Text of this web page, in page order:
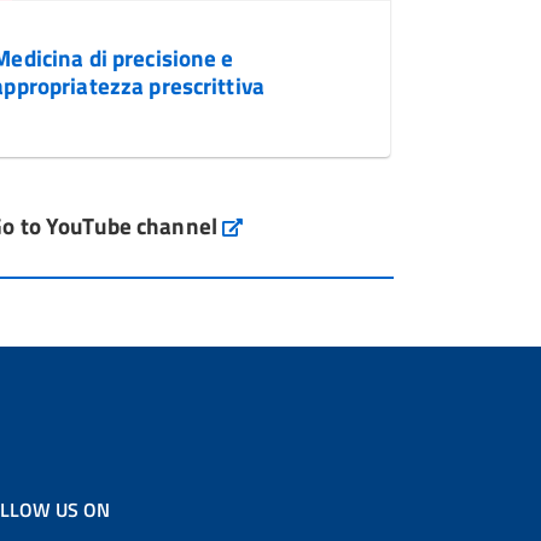
di precisione e
prescrittiva
to YouTube channel
US ON